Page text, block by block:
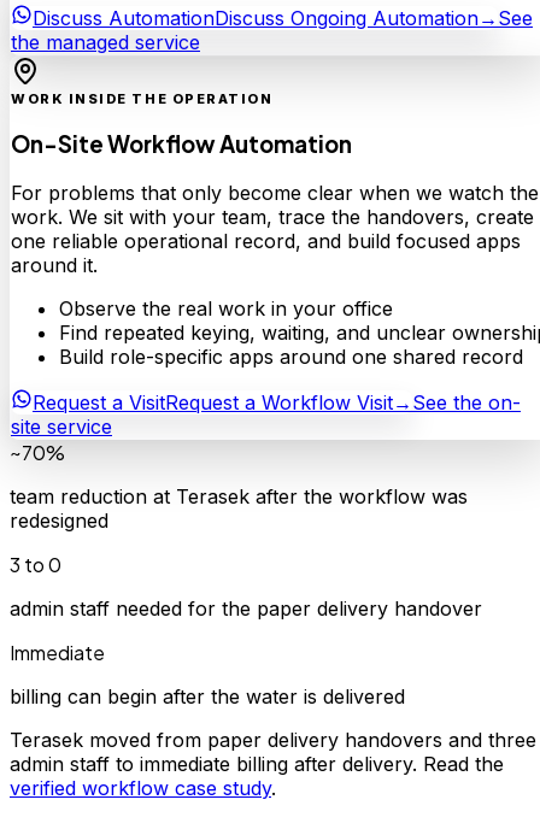
Discuss AutomationDiscuss Ongoing Automation→ See
the managed service
WORK INSIDE THE OPERATION
On-Site Workflow Automation
For problems that only become clear when we watch the
work. We sit with your team, trace the handovers, create
one reliable operational record, and build focused apps
around it.
Observe the real work in your office
Find repeated keying, waiting, and unclear
Build role-specific apps around one shared record
Request a VisitRequest a Workflow Visit→ See the on-
site service
~70%
team reduction at Terasek after the workflow was
redesigned
3 to 0
admin staff needed for the paper delivery handover
Immediate
billing can begin after the water is delivered
Terasek moved from paper delivery handovers and three
admin staff to immediate billing after delivery. Read the
verified workflow case study.